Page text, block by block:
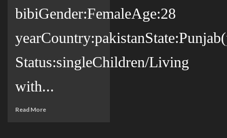
bibiGender:FemaleAge:28
Status:singleChildren/Living
with...
Read More